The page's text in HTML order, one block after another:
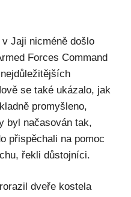
Jaji nicméně došlo
Forces Command
se také ukázalo, jak
promyšleno,
byl načasován tak,
přispěchali na pomoc
řekli důstojníci.
dveře kostela